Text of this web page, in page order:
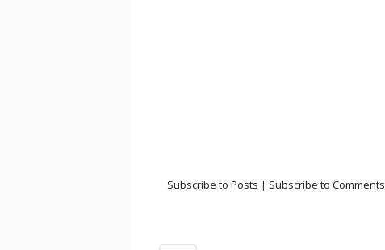
Subscribe to Posts | Subscribe to Comments